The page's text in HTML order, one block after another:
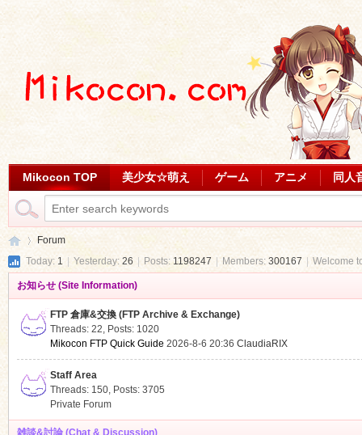
Mikocon TOP 美少女☆萌え ゲーム アニメ 同人
Forum
Today: 1 Yesterday: 26 Posts:1198247 Members: 300167 Welcome
お知らせ (Site Information)
FTP 倉庫&交換 (FTP Archive & Exchange)
Threads: 22, Posts: 1020
Mikocon FTP Quick Guide 2026-8-6 20:36 ClaudiaRIX
Staff Area
Threads: 150, Posts: 3705
Private Forum
雑談&討論 (Chat & Discussion)